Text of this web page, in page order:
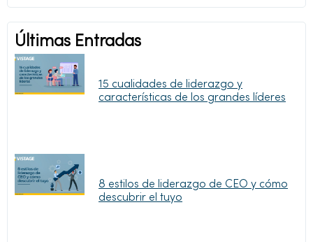
Últimas Entradas
15 cualidades de liderazgo y
características de los grandes líderes
8 estilos de liderazgo de CEO y cómo
descubrir el tuyo